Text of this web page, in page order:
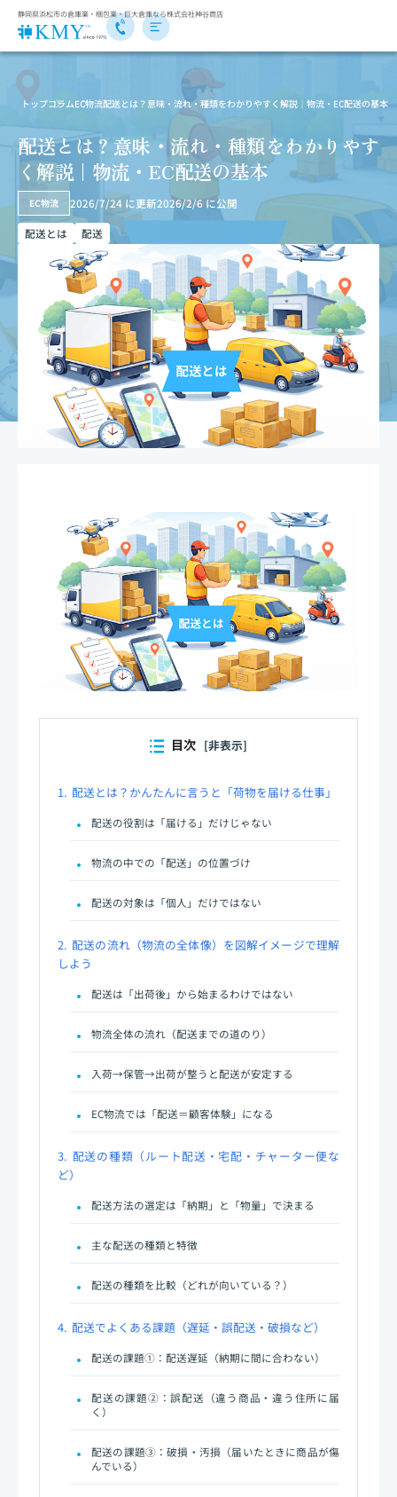
静岡県浜松市の倉庫業・梱包業・巨大倉庫なら株式会社神谷商店
トップコラムEC物流配送とは？意味・流れ・種類をわかりやすく解説｜物流・EC配送の基本
配送とは？意味・流れ・種類をわかりやす
く解説｜物流・EC配送の基本
EC物流 2026/7/24 に更新2026/2/6に公開
配送とは
配送
目次 [非表示]
1. 配送とは？かんたんに言うと「荷物を届ける仕事」
配送の役割は「届ける」だけじゃない
物流の中での「配送」の位置づけ
配送の対象は「個人」だけではない
2. 配送の流れ（物流の全体像）を図解イメージで理解
しよう
配送は「出荷後」から始まるわけではない
物流全体の流れ（配送までの道のり）
入荷→保管→出荷が整うと配送が安定する
EC物流では「配送＝顧客体験」になる
3. 配送の種類（ルート配送・宅配・チャーター便な
ど）
配送方法の選定は「納期」と「物量」で決まる
主な配送の種類と特徴
配送の種類を比較（どれが向いている？）
4. 配送でよくある課題（遅延・誤配送・破損など）
配送の課題①：配送遅延（納期に間に合わない）
配送の課題②：誤配送（違う商品・違う住所に届
く）
配送の課題③：破損・汚損（届いたときに商品が傷
んでいる）